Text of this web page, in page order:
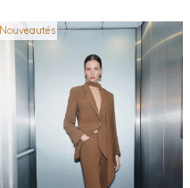
Nouveautés